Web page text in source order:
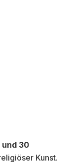
und 30
Kunst.